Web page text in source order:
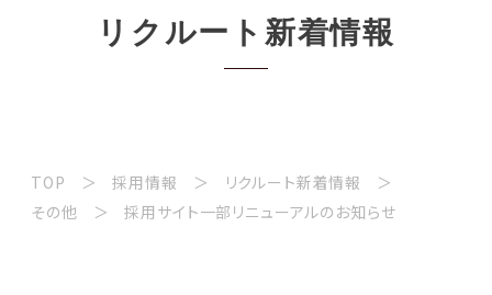
リ クルー ト 新着情報
TOP 採用情報
リクルート新着情報
その他
採用サイト一部リニューアルのお知らせ